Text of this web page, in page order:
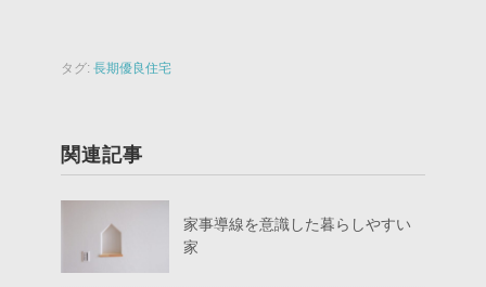
タグ: 長期優良住宅
関連記事
家事導線を意識した暮らしやすい
家